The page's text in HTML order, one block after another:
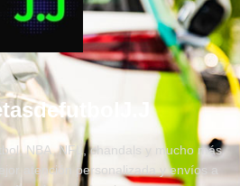
NBA, NFL, chandals y mucho más
atención personalizada y envíos a